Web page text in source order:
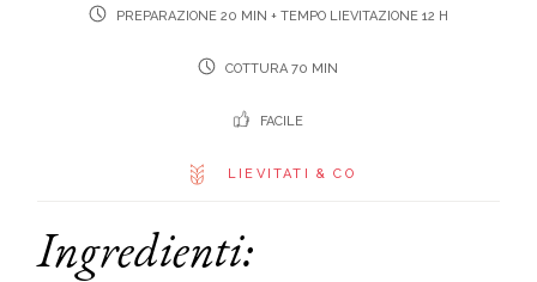
PREPARAZIONE 20 MIN + TEMPO LIEVITAZIONE 12 H
COTTURA 70 MIN
FACILE
LIEVITATI & CO
Ingredienti: